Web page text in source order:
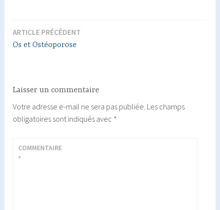
Navigation
ARTICLE PRÉCÉDENT
Os et Ostéoporose
Laisser un commentaire
Votre adresse e-mail ne sera pas publiée. Les champs
obligatoires sont indiqués avec *
COMMENTAIRE
*